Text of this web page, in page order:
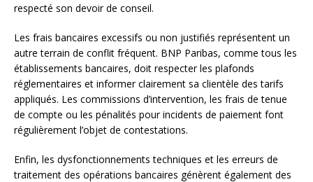
respecté son devoir de conseil.
Les frais bancaires excessifs ou non justifiés représentent un
autre terrain de conflit fréquent. BNP Paribas, comme tous les
établissements bancaires, doit respecter les plafonds
réglementaires et informer clairement sa clientèle des tarifs
appliqués. Les commissions d’intervention, les frais de tenue
de compte ou les pénalités pour incidents de paiement font
régulièrement l’objet de contestations.
Enfin, les dysfonctionnements techniques et les erreurs de
traitement des opérations bancaires génèrent également des